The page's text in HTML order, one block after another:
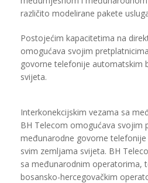
različito modelirane pakete
Postojećim kapacitetima na
omogućava svojim
govorne telefonije automatskim
svijeta.
Interkonekcijskim vezama sa
BH Telecom omogućava svojim
međunarodne govorne telefonije
svim zemljama svijeta. BH
sa međunarodnim operatorima,
bosansko-hercegovačkim